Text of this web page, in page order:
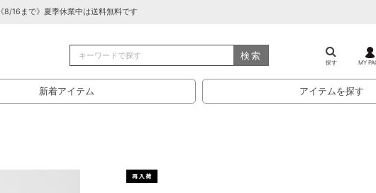
《8/16まで》夏季休業中は送料無料です
検索
探す MY
新着アイテム アイテムを探す